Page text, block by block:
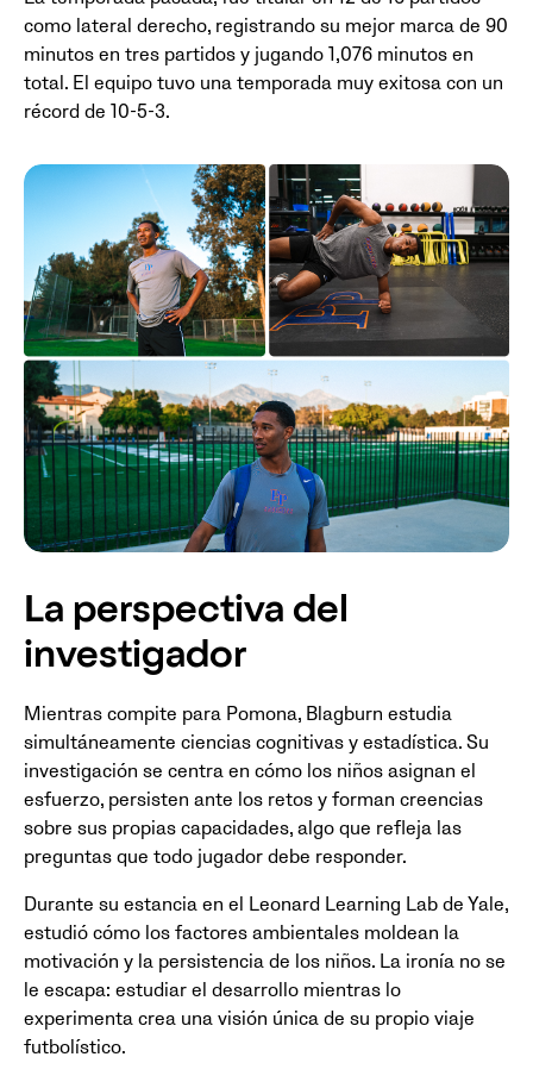
como lateral derecho, registrando su mejor marca de 90
minutos en tres partidos y jugando 1,076 minutos en
total. El equipo tuvo una temporada muy exitosa con un
récord de 10-5-3.
La perspectiva del
investigador
Mientras compite para Pomona, Blagburn estudia
simultáneamente ciencias cognitivas y estadística. Su
investigación se centra en cómo los niños asignan el
esfuerzo, persisten ante los retos y forman creencias
sobre sus propias capacidades, algo que refleja las
preguntas que todo jugador debe responder.
Durante su estancia en el Leonard Learning Lab de Yale,
estudió cómo los factores ambientales moldean la
motivación y la persistencia de los niños. La ironía no se
le escapa: estudiar el desarrollo mientras lo
experimenta crea una visión única de su propio viaje
futbolístico.